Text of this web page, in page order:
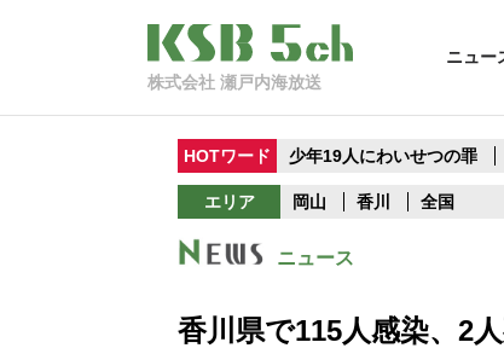
株式会社 瀬戸内海放送
ニュー
HOTワード 少年19人にわいせつの罪
エリア 岡山 香川 全国
ニュース
香川県で115人感染、